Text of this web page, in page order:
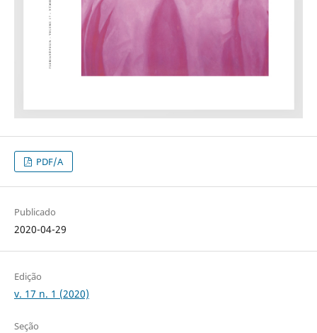
PDF/A
Publicado
2020-04-29
Edição
v. 17 n. 1 (2020)
Seção